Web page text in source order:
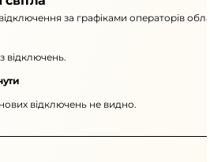
за графіками операторів
відключень.
відключень не видно.